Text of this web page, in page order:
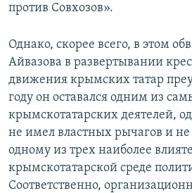
против Совхозов».
Однако, скорее всего, в этом
Айвазова в развертывании
движения крымских татар
году он оставался одним из
крымскотатарских деятелей,
не имел властных рычагов и
одному из трех наиболее
крымскотатарской среде
Соответственно,